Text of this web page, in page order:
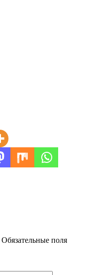
Обязательные поля